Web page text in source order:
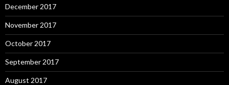
December 2017
November 2017
October 2017
September 2017
August 2017